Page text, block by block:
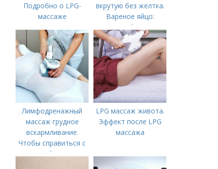
Подробно о LPG-
массаже
вкрутую без желтка.
Вареное яйцо:
калорийность
Лимфодренажный
массаж грудное
вскармливание.
Чтобы справиться с
нагрубанием,
LPG массаж живота.
Эффект после LPG
массажа